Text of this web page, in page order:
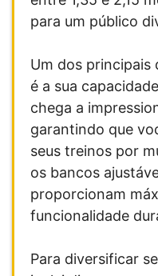
para um público
Um dos principais
é a sua
chega a
garantindo que
seus treinos por
os bancos
proporcionam
funcionalidade
Para diversificar